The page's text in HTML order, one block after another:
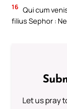
16 Qui cum
filius Sephor :
Let us pray